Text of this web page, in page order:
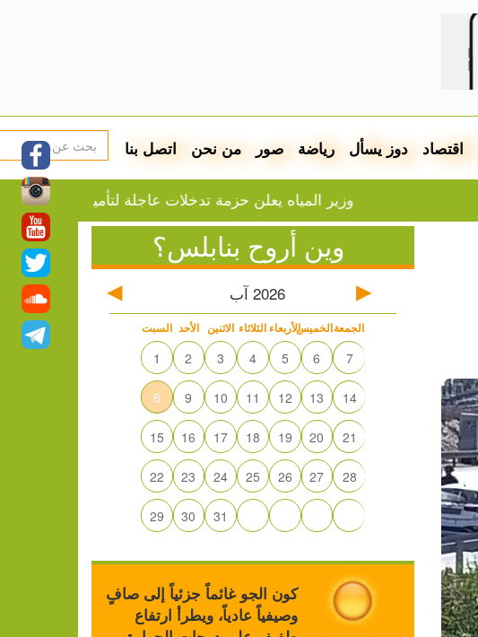
اقتصاد دوز يسأل رياضة صور من نحن اتصل بنا
وزير المياه يعلن حزمة تدخلات عاجلة لتأمين المياه لأكثر من 40 ألف مواطن في نابلس
وين أروح بنابلس؟
2026 آب
السبت الأحد الاثنين الثلاثاء الأربعاءالخميسالجمعة
1 2 3 4 5 6 7
8 9 10 11 12 13 14
15 16 17 18 19 20 21
22 23 24 25 26 27 28
29 30 31
كون الجو غائماً جزئياً إلى صافٍ
وصيفياً عادياً، ويطرأ ارتفاع